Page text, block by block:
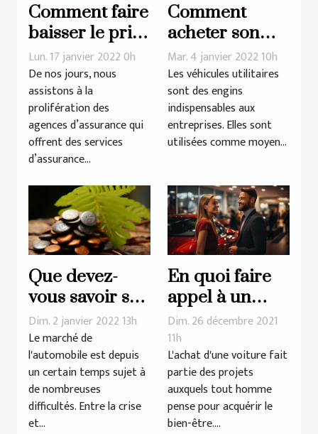
Comment faire
baisser le prix
de son
assurance auto
?
Lun. 17 janvier 2022 0h
De nos jours, nous
assistons à la
prolifération des
agences d’assurance qui
offrent des services
d’assurance...
Comment
acheter son
véhicule
utilitaire en
2022 ?
Mar. 4 janvier 2022 10h
Les véhicules utilitaires
sont des engins
indispensables aux
entreprises. Elles sont
utilisées comme moyen...
Que devez-
vous savoir sur
le malus
écologique ?
Dim. 2 janvier 2022 13h
Le marché de
l'automobile est depuis
un certain temps sujet à
de nombreuses
difficultés. Entre la crise
et...
En quoi faire
appel à un
mandataire
auto est-il
avantageux ?
Dim. 26 décembre 2021
11h
L'achat d'une voiture fait
partie des projets
auxquels tout homme
pense pour acquérir le
bien-être....